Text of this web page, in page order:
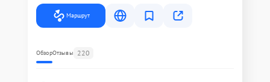
Маршрут
ОбзорОтзывы 220